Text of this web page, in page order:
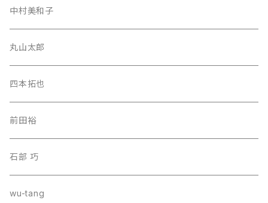
中村美和子
丸山太郎
四本拓也
前田裕
石部 巧
wu-tang